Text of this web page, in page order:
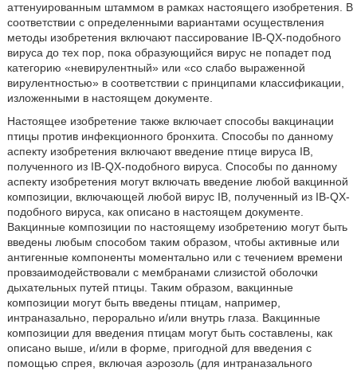
аттенуированным штаммом в рамках настоящего изобретения. В
соответствии с определенными вариантами осуществления
методы изобретения включают пассирование IB-QX-подобного
вируса до тех пор, пока образующийся вирус не попадет под
категорию «невирулентный» или «со слабо выраженной
вирулентностью» в соответствии с принципами классификации,
изложенными в настоящем документе.
Настоящее изобретение также включает способы вакцинации
птицы против инфекционного бронхита. Способы по данному
аспекту изобретения включают введение птице вируса IB,
полученного из IB-QX-подобного вируса. Способы по данному
аспекту изобретения могут включать введение любой вакцинной
композиции, включающей любой вирус IB, полученный из IB-QX-
подобного вируса, как описано в настоящем документе.
Вакцинные композиции по настоящему изобретению могут быть
введены любым способом таким образом, чтобы активные или
антигенные компоненты моментально или с течением времени
провзаимодействовали с мембранами слизистой оболочки
дыхательных путей птицы. Таким образом, вакцинные
композиции могут быть введены птицам, например,
интраназально, перорально и/или внутрь глаза. Вакцинные
композиции для введения птицам могут быть составлены, как
описано выше, и/или в форме, пригодной для введения с
помощью спрея, включая аэрозоль (для интраназального